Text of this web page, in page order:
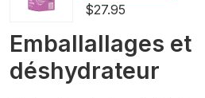
$27.95
Emballallages et
déshydrateur